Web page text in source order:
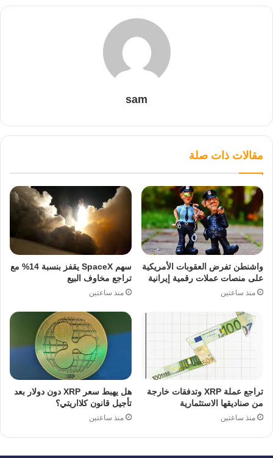
sam
مقالات ذات صلة
واشنطن تفرض العقوبات الأمريكية
على منصات عملات رقمية إيرانية
منذ ساعتين
سهم SpaceX يقفز بنسبة 14% مع
تراجع مخاوف البيع
منذ ساعتين
تراجع عملة XRP وتدفقات خارجة
من صناديقها الاستثمارية
منذ ساعتين
هل يهبط سعر XRP دون دولار بعد
تأجيل قانون كلااريتي؟
منذ ساعتين